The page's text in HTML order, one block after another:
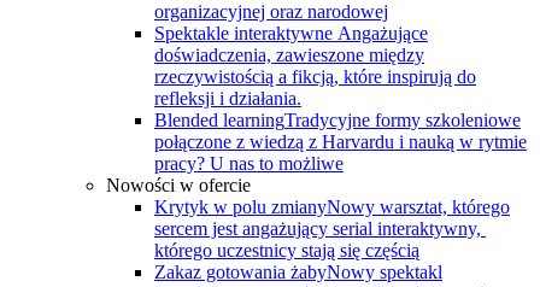
organizacyjnej oraz narodowej
Spektakle interaktywne Angażujące
doświadczenia, zawieszone między
rzeczywistością a fikcją, które inspirują do
refleksji i działania.
Blended learningTradycyjne formy szkoleniowe
połączone z wiedzą z Harvardu i nauką w rytmie
pracy? U nas to możliwe
Nowości w ofercie
Krytyk w polu zmianyNowy warsztat, którego
sercem jest angażujący serial interaktywny, ​
którego uczestnicy stają się częścią
Zakaz gotowania żabyNowy spektakl